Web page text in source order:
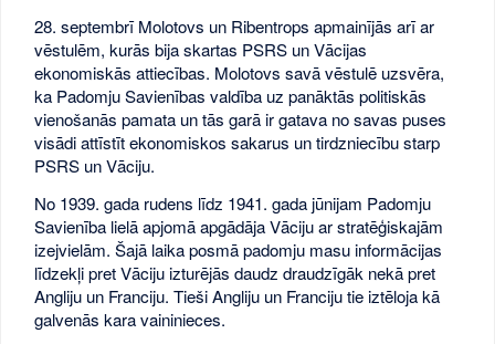
28. septembrī Molotovs un Ribentrops apmainījās arī ar
vēstulēm, kurās bija skartas PSRS un Vācijas
ekonomiskās attiecības. Molotovs savā vēstulē uzsvēra,
ka Padomju Savienības valdība uz panāktās politiskās
vienošanās pamata un tās garā ir gatava no savas puses
visādi attīstīt ekonomiskos sakarus un tirdzniecību starp
PSRS un Vāciju.
No 1939. gada rudens līdz 1941. gada jūnijam Padomju
Savienība lielā apjomā apgādāja Vāciju ar stratēģiskajām
izejvielām. Šajā laika posmā padomju masu informācijas
līdzekļi pret Vāciju izturējās daudz draudzīgāk nekā pret
Angliju un Franciju. Tieši Angliju un Franciju tie iztēloja kā
galvenās kara vaininieces.